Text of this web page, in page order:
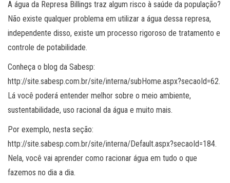
A água da Represa Billings traz algum risco à saúde da população?
Não existe qualquer problema em utilizar a água dessa represa,
independente disso, existe um processo rigoroso de tratamento e
controle de potabilidade.
Conheça o blog da Sabesp:
http://site.sabesp.com.br/site/interna/subHome.aspx?secaoId=62.
Lá você poderá entender melhor sobre o meio ambiente,
sustentabilidade, uso racional da água e muito mais.
Por exemplo, nesta seção:
http://site.sabesp.com.br/site/interna/Default.aspx?secaoId=184.
Nela, você vai aprender como racionar água em tudo o que
fazemos no dia a dia.